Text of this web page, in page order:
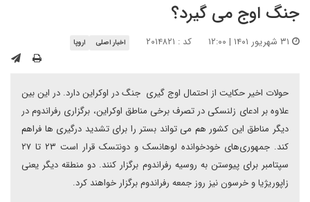
جنگ اوج می گیرد؟
کد : ۲۰۱۴۸۲۱ اخبار اصلی اروپا
حولات اخیر حکایت از احتمال اوج گیری جنگ در اوکراین دارد. در این بین
علاوه بر ادعای زلنسکی در تصرف برخی مناطق اوکراین، برگزاری رفراندوم در
دیگر مناطق این کشور هم می تواند بستر را برای تشدید درگیری ها فراهم
کند. جمهوری‌های خودخوانده لوهانسک و دونتسک قرار است ۲۳ تا ۲۷
سپتامبر برای پیوستن به روسیه رفراندوم برگزار کنند. دو منطقه دیگر یعنی
زاپوریژیا و خرسون نیز روز جمعه رفراندوم برگزار خواهند کرد.